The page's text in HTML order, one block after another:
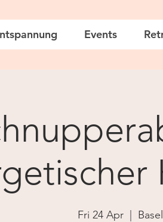
Events
Fri 24 Apr
  |
Basel